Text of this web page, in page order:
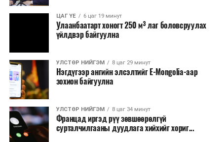
УНШСАН: 1740
Метро байгуулах төслийн зөвлөх үйлчилгээ үзүүлэх
ӨМНӨХ МЭДЭЭ
УИХ: Өнөөдөр хуралдах ажлын хэсгүүд
Зайлшгүй шаардлагагүй тоног төхөөрөмж,
тавилга, автомашин худалдан авах;
Батлан хамгаалах, хууль зүйн салбараас бусад
Хуулиар заавал мэдээлэхээс бусад кино,
контент, хэвлэлийн зардал;
Заавал олгохоос бусад тэтгэмж, урамшуулал.
Санхүүгийн хэмнэлтийн горимыг 2026 оны
арванхоёрдугаар сарын 31 хүртэл мөрдөнө. Харин
эрүүл мэндийн салбар уг хэмнэлтийн горимд
ЦАГ ҮЕ 6 цаг 19 минут
Улаанбаатарт хоногт 250 м³ лаг боловсруулах
үйлдвэр байгуулна
УЛСТӨР НИЙГЭМ 8 цаг 29 минут
Нэгдүгээр ангийн элсэлтийг E-Mongolia-аар
зохион байгуулна
УЛСТӨР НИЙГЭМ 8 цаг 34 минут
Францад иргэд рүү зөвшөөрөлгүй
сурталчилгааны дуудлага хийхийг хориг...